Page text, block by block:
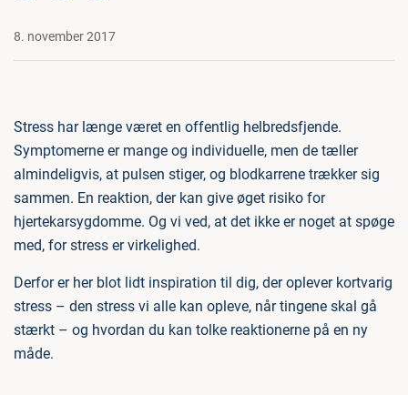
8. november 2017
Stress har længe været en offentlig helbredsfjende.
Symptomerne er mange og individuelle, men de tæller
almindeligvis, at pulsen stiger, og blodkarrene trækker sig
sammen. En reaktion, der kan give øget risiko for
hjertekarsygdomme. Og vi ved, at det ikke er noget at spøge
med, for stress er virkelighed.
Derfor er her blot lidt inspiration til dig, der oplever kortvarig
stress – den stress vi alle kan opleve, når tingene skal gå
stærkt – og hvordan du kan tolke reaktionerne på en ny
måde.